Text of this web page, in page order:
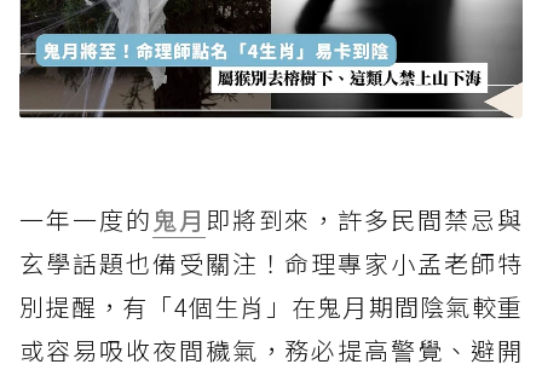
一年一度的鬼月 即將到來，許多民間禁忌與
玄學話題也備受關注！命理專家小孟老師特
別提醒，有「4個生肖」在鬼月期間陰氣較重
或容易吸收夜間穢氣，務必提高警覺、避開